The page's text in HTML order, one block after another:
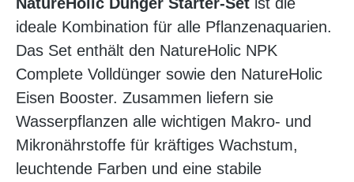
ideale Kombination für alle Pflanzenaquarien.
Das Set enthält den NatureHolic NPK
Complete Volldünger sowie den NatureHolic
Eisen Booster. Zusammen liefern sie
Wasserpflanzen alle wichtigen Makro- und
Mikronährstoffe für kräftiges Wachstum,
leuchtende Farben und eine stabile